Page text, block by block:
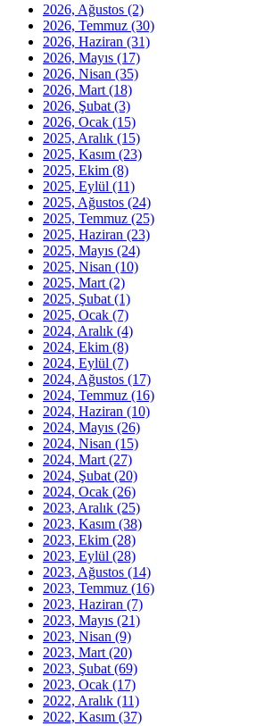
2026, Ağustos (2)
2026, Temmuz (30)
2026, Haziran (31)
2026, Mayıs (17)
2026, Nisan (35)
2026, Mart (18)
2026, Şubat (3)
2026, Ocak (15)
2025, Aralık (15)
2025, Kasım (23)
2025, Ekim (8)
2025, Eylül (11)
2025, Ağustos (24)
2025, Temmuz (25)
2025, Haziran (23)
2025, Mayıs (24)
2025, Nisan (10)
2025, Mart (2)
2025, Şubat (1)
2025, Ocak (7)
2024, Aralık (4)
2024, Ekim (8)
2024, Eylül (7)
2024, Ağustos (17)
2024, Temmuz (16)
2024, Haziran (10)
2024, Mayıs (26)
2024, Nisan (15)
2024, Mart (27)
2024, Şubat (20)
2024, Ocak (26)
2023, Aralık (25)
2023, Kasım (38)
2023, Ekim (28)
2023, Eylül (28)
2023, Ağustos (14)
2023, Temmuz (16)
2023, Haziran (7)
2023, Mayıs (21)
2023, Nisan (9)
2023, Mart (20)
2023, Şubat (69)
2023, Ocak (17)
2022, Aralık (11)
2022, Kasım (37)